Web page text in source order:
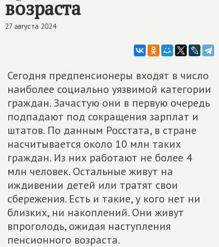
возраста
27 августа 2024
Сегодня предпенсионеры входят в число
наиболее социально уязвимой категории
граждан. Зачастую они в первую очередь
подпадают под сокращения зарплат и
штатов. По данным Росстата, в стране
насчитывается около 10 млн таких
граждан. Из них работают не более 4
млн человек. Остальные живут на
иждивении детей или тратят свои
сбережения. Есть и такие, у кого нет ни
близких, ни накоплений. Они живут
впроголодь, ожидая наступления
пенсионного возраста.